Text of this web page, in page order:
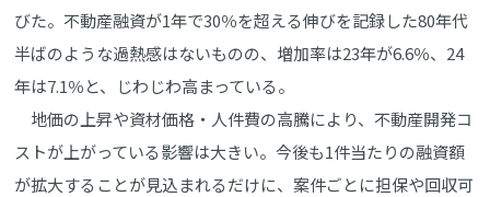
びた。不動産融資が1年で30％を超える伸びを記録した80年代
半ばのような過熱感はないものの、増加率は23年が6.6％、24
年は7.1％と、じわじわ高まっている。
地価の上昇や資材価格・人件費の高騰により、不動産開発コ
ストが上がっている影響は大きい。今後も1件当たりの融資額
が拡大することが見込まれるだけに、案件ごとに担保や回収可